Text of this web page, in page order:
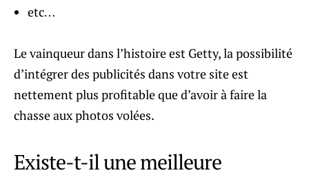
etc…
Le vainqueur dans l’histoire est Getty, la possibilité
d’intégrer des publicités dans votre site est
nettement plus profitable que d’avoir à faire la
chasse aux photos volées.
Existe-t-il une meilleure